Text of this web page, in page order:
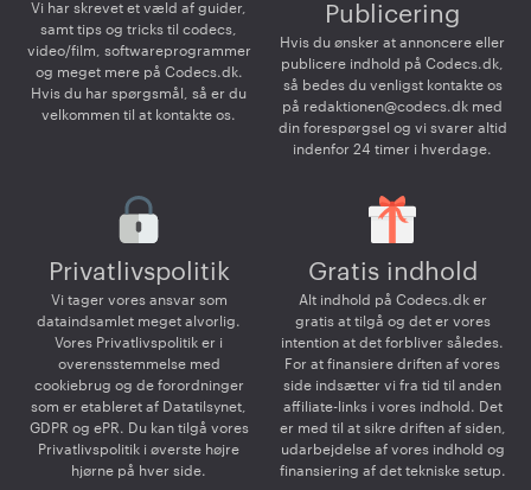
Vi har skrevet et væld af guider,
samt tips og tricks til codecs,
video/film, softwareprogrammer
og meget mere på Codecs.dk.
Hvis du har spørgsmål, så er du
velkommen til at kontakte os.
Publicering
Hvis du ønsker at annoncere eller
publicere indhold på Codecs.dk,
så bedes du venligst kontakte os
på redaktionen@codecs.dk med
din forespørgsel og vi svarer altid
indenfor 24 timer i hverdage.
Privatlivspolitik
Vi tager vores ansvar som
dataindsamlet meget alvorlig.
Vores Privatlivspolitik er i
overensstemmelse med
cookiebrug og de forordninger
som er etableret af Datatilsynet,
GDPR og ePR. Du kan tilgå vores
Privatlivspolitik i øverste højre
hjørne på hver side.
Gratis indhold
Alt indhold på Codecs.dk er
gratis at tilgå og det er vores
intention at det forbliver således.
For at finansiere driften af vores
side indsætter vi fra tid til anden
affiliate-links i vores indhold. Det
er med til at sikre driften af siden,
udarbejdelse af vores indhold og
finansiering af det tekniske setup.